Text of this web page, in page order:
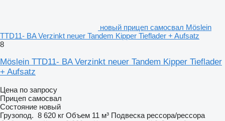
новый прицеп самосвал Möslein
TTD11- BA Verzinkt neuer Tandem Kipper Tieflader + Aufsatz
8
Möslein TTD11- BA Verzinkt neuer Tandem Kipper Tieflader
+ Aufsatz
Цена по запросу
Прицеп самосвал
Состояние новый
Грузопод. 8 620 кг Объем 11 м³ Подвеска рессора/рессора